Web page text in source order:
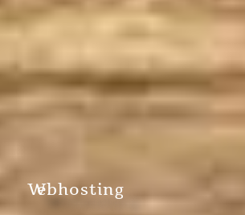
Webhosting